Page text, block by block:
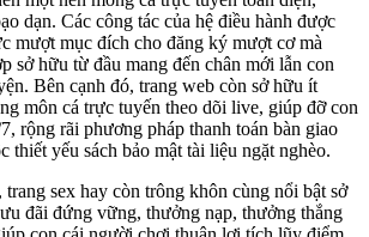
dạn. Các công tác của hệ điều hành được
mượt mục đích cho đăng ký mượt cơ mà
sở hữu từ đầu mang đến chân mới lẫn con
Bên cạnh đó, trang web còn sở hữu ít
môn cá trực tuyến theo dõi live, giúp đỡ con
rộng rãi phương pháp thanh toán bàn giao
thiết yếu sách bảo mật tài liệu ngặt nghèo.
sex hay còn trông khôn cùng nổi bật sở
đãi đứng vững, thưởng nạp, thưởng thắng